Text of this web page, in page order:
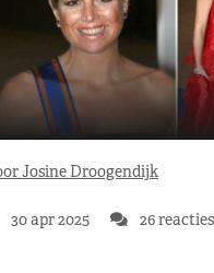
Josine Droogendijk
30 apr 2025 26 reacties